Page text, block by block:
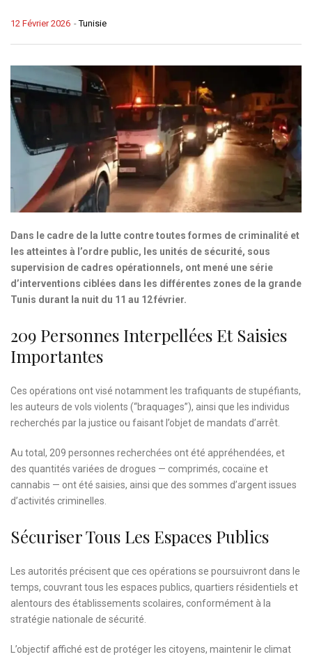
-Tunisie
12 Février 2026
Dans le cadre de la lutte contre toutes formes de criminalité et
les atteintes à l’ordre public, les unités de sécurité, sous
supervision de cadres opérationnels, ont mené une série
d’interventions ciblées dans les différentes zones de la grande
Tunis durant la nuit du 11 au 12 février.
209 Personnes Interpellées Et Saisies
Importantes
Ces opérations ont visé notamment les trafiquants de stupéfiants,
les auteurs de vols violents (“braquages”), ainsi que les individus
recherchés par la justice ou faisant l’objet de mandats d’arrêt.
Au total, 209 personnes recherchées ont été appréhendées, et
des quantités variées de drogues — comprimés, cocaïne et
cannabis — ont été saisies, ainsi que des sommes d’argent issues
d’activités criminelles.
Sécuriser Tous Les Espaces Publics
Les autorités précisent que ces opérations se poursuivront dans le
temps, couvrant tous les espaces publics, quartiers résidentiels et
alentours des établissements scolaires, conformément à la
stratégie nationale de sécurité.
L’objectif affiché est de protéger les citoyens, maintenir le climat